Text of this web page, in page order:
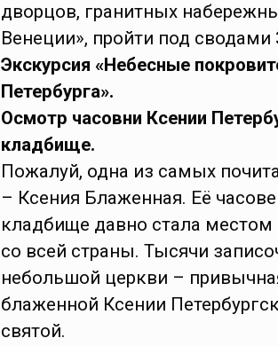
дворцов, гранитных
Венеции», пройти под
Экскурсия «Небесные
Петербурга».
Осмотр часовни Ксении
кладбище.
Пожалуй, одна из самых
– Ксения Блаженная. Её
кладбище давно стала
со всей страны. Тысячи
небольшой церкви –
блаженной Ксении
святой.